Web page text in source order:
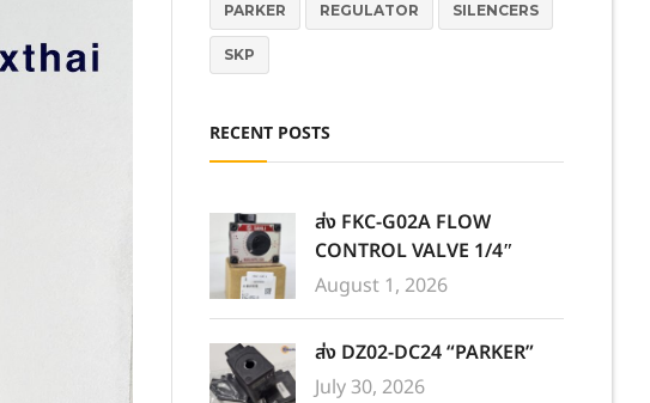
PARKER REGULATOR SILENCERS
SKP
RECENT POSTS
ส่ง FKC-G02A FLOW
CONTROL VALVE 1/4″
August 1, 2026
ส่ง DZ02-DC24 “PARKER”
July 30, 2026